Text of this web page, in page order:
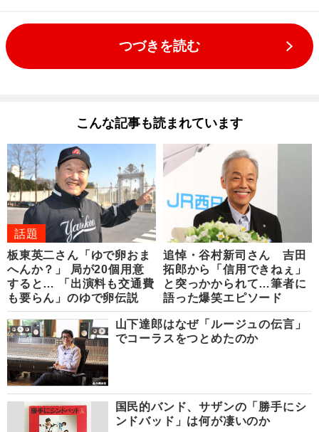
つづきを読む
こんな記事も読まれています
話題
板東英二さん「ゆで卵おま
へんか？」 局が20個用意
すると… 「出演料も交通費
も要らん」のゆで卵伝説
追悼・谷村新司さん 吉田
拓郎から「信用できねぇ」
と突っかかられて…筆者に
語った爆笑エピソード
山下達郎はなぜ「ルージュの伝言」
でコーラスをつとめたのか
国民的バンド、サザンの「勝手にシ
ンドバッド」は何が凄いのか